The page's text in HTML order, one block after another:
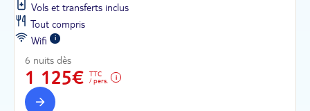
Vols et transferts inclus
Tout compris
Wifi
6 nuits dès
1 125€
TTC
/ pers.